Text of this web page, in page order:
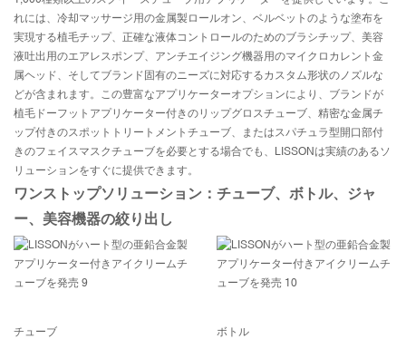
れには、冷却マッサージ用の金属製ロールオン、ベルベットのような塗布を
実現する植毛チップ、正確な液体コントロールのためのブラシチップ、美容
液吐出用のエアレスポンプ、アンチエイジング機器用のマイクロカレント金
属ヘッド、そしてブランド固有のニーズに対応するカスタム形状のノズルな
どが含まれます。この豊富なアプリケーターオプションにより、ブランドが
植毛ドーフットアプリケーター付きのリップグロスチューブ、精密な金属チ
ップ付きのスポットトリートメントチューブ、またはスパチュラ型開口部付
きのフ​​ェイスマスクチューブを必要とする場合でも、LISSONは実績のあるソ
リューションをすぐに提供できます。
ワンストップソリューション：チューブ、ボトル、ジャ
ー、美容機器の絞り出し
チューブ ボトル